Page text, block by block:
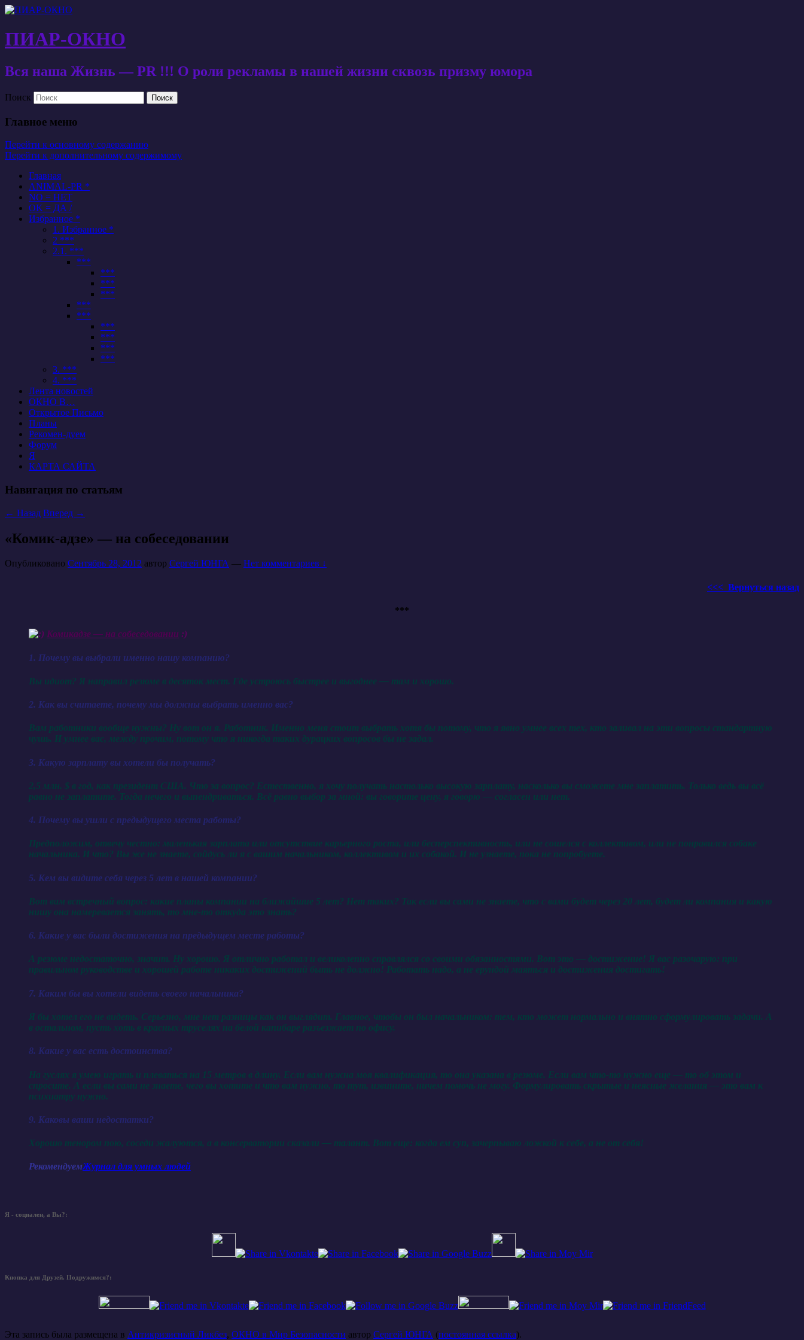
ПИАР-ОКНО
Вся наша Жизнь — PR !!! О роли рекламы в нашей жизни сквозь призму юмора
Поиск
Главное меню
Перейти к основному содержанию
Перейти к дополнительному содержимому
Главная
ANIMAL-PR *
NO = НЕТ
OK = ДА /
Избранное *
1. Избранное *
2 ***
2.1. ***
***
***
***
***
***
***
***
***
***
***
3. ***
4. ***
Лента новостей
ОКНО В…
Открытое Письмо
Планы
Рекомен-дуем
Форум
Я
КАРТА САЙТА
Навигация по статьям
← Назад Вперед →
«Комик-адзе» — на собеседовании
Опубликовано Сентябрь 28, 2012 автор Сергей ЮНГА — Нет комментариев ↓
<<< Вернуться назад
***
Комикадзе — на собеседовании :)
1. Почему вы выбрали именно нашу компанию?
Вы идиот? Я направил резюме в десяток мест. Где устроюсь быстрее и выгоднее — там и хорошо.
2. Как вы считаете, почему мы должны выбрать именно вас?
Вам работники вообще нужны? Ну вот он я. Работник. Именно меня стоит выбрать хотя бы потому, что я явно умнее всех тех, кто заливал на эти вопросы стандартную
чушь. И умнее вас, между прочим, потому что я никогда таких дурацких вопросов бы не задал.
3. Какую зарплату вы хотели бы получать?
2,5 млн. $ в год, как президент США. Что за вопрос? Естественно, я хочу получать настолько высокую зарплату, насколько вы сможете мне заплатить. Только ведь вы всё
равно не заплатите. Тогда нечего и выпендриваться. Всё равно выбор за мной: вы говорите цену, я говорю — согласен или нет.
4. Почему вы ушли с предыдущего места работы?
Предположим, отвечу честно: маленькая зарплата или отсутствие карьерного роста, или бесперспективность, или не сошелся с коллективом, или не понравился собаке
начальника. И что? Вы же не знаете, сойдусь ли я с вашим начальником, коллективом и их собакой. И не узнаете, пока не попробуете.
5. Кем вы видите себя через 5 лет в нашей компании?
Вот вам встречный вопрос: какие планы компании на ближайшие 5 лет? Нет таких? Так если вы сами не знаете, что с вами будет через 20 лет, будет ли компания и какую
нишу она намеревается занять, то мне-то откуда это знать?
6. Какие у вас были достижения на предыдущем месте работы?
А резюме недостаточно, значит. Ну хорошо. Я отлично работал и великолепно справлялся со своими обязанностями. Вот это — достижение! Я вас разочарую: при
правильном руководстве и хорошей работе никаких достижений быть не должно! Работать надо, а не ерундой маяться и достижения достигать!
7. Каким бы вы хотели видеть своего начальника?
Я бы хотел его не видеть. Серьезно, мне нет разницы как он выглядит. Главное, чтобы он был начальником: тем, кто может нормально и внятно сформулировать задачи. А
в остальном, пусть хоть в красных труселях на белой капибаре разъезжает по офису.
8. Какие у вас есть достоинства?
На гуслях я умею играть и плеваться на 15 метров в длину. Если вам нужна моя квалификация, то она указана в резюме. Если вам что-то нужно еще — то об этом и
спросите. А если вы сами не знаете, чего вы хотите и что вам нужно, то тут, извините, ничем помочь не могу. Формулировать скрытые и неясные желания — это вам к
психиатру нужно.
9. Каковы ваши недостатки?
Хорошо тенором пою, соседи жалуются, а в консерватории сказали — талант. Вот еще: когда ем суп, зачерпываю ложкой к себе, а не от себя!
РекомендуемЖурнал для умных людей
Я - социален, а Вы?:
Кнопка для Друзей. Подружимся?:
Эта запись была размещена в Антикризисный Ликбез, ОКНО в Мир Безопасности автор Сергей ЮНГА (постоянная ссылка).